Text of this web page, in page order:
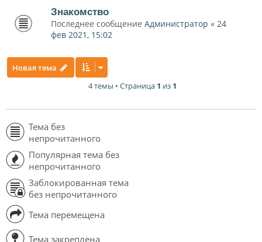
Знакомство
Последнее сообщение Администратор « 24
фев 2021, 15:02
Новая тема
4 темы • Страница 1 из 1
Тема без
непрочитанного
Популярная тема без
непрочитанного
Заблокированная тема
без непрочитанного
Тема перемещена
Тема закреплена